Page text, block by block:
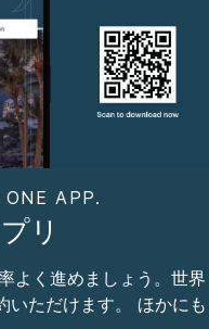
ONE APP.
リ
よく進めましょう。世界
いただけます。 ほかにも